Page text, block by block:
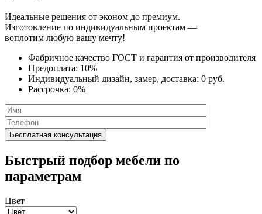
Идеальные решения от эконом до премиум.
Изготовление по индивидуальным проектам —
воплотим любую вашу мечту!
Фабричное качество ГОСТ и гарантия от производителя
Предоплата: 10%
Индивидуальный дизайн, замер, доставка: 0 руб.
Рассрочка: 0%
Быстрый подбор мебели по
параметрам
Цвет